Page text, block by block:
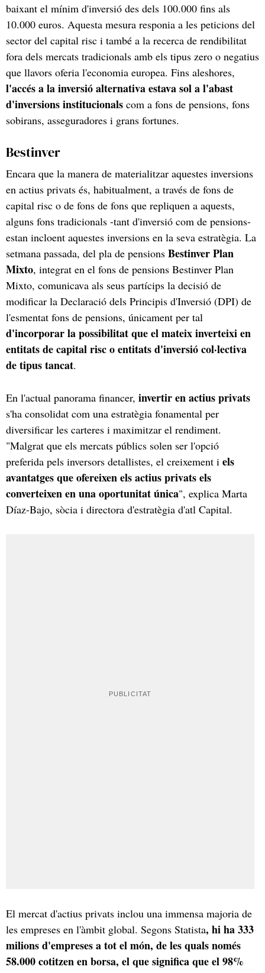
baixant el mínim d'inversió des dels 100.000 fins als
10.000 euros. Aquesta mesura responia a les peticions del
sector del capital risc i també a la recerca de rendibilitat
fora dels mercats tradicionals amb els tipus zero o negatius
que llavors oferia l'economia europea. Fins aleshores,
l'accés a la inversió alternativa estava sol a l'abast
d'inversions institucionals com a fons de pensions, fons
sobirans, asseguradores i grans fortunes.
Bestinver
Encara que la manera de materialitzar aquestes inversions
en actius privats és, habitualment, a través de fons de
capital risc o de fons de fons que repliquen a aquests,
alguns fons tradicionals -tant d'inversió com de pensions-
estan incloent aquestes inversions en la seva estratègia. La
setmana passada, del pla de pensions Bestinver Plan
Mixto, integrat en el fons de pensions Bestinver Plan
Mixto, comunicava als seus partícips la decisió de
modificar la Declaració dels Principis d'Inversió (DPI) de
l'esmentat fons de pensions, únicament per tal
d'incorporar la possibilitat que el mateix inverteixi en
entitats de capital risc o entitats d'inversió col·lectiva
de tipus tancat.
En l'actual panorama financer, invertir en actius privats
s'ha consolidat com una estratègia fonamental per
diversificar les carteres i maximitzar el rendiment.
"Malgrat que els mercats públics solen ser l'opció
preferida pels inversors detallistes, el creixement i els
avantatges que ofereixen els actius privats els
converteixen en una oportunitat única", explica Marta
Díaz-Bajo, sòcia i directora d'estratègia d'atl Capital.
El mercat d'actius privats inclou una immensa majoria de
les empreses en l'àmbit global. Segons Statista, hi ha 333
milions d'empreses a tot el món, de les quals només
58.000 cotitzen en borsa, el que significa que el 98%